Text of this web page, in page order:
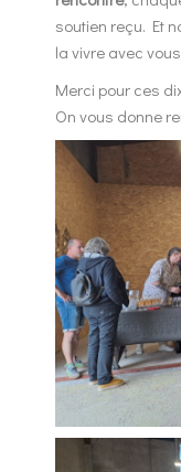
soutien reçu. Et
la vivre avec
Merci pour ces
On vous donne